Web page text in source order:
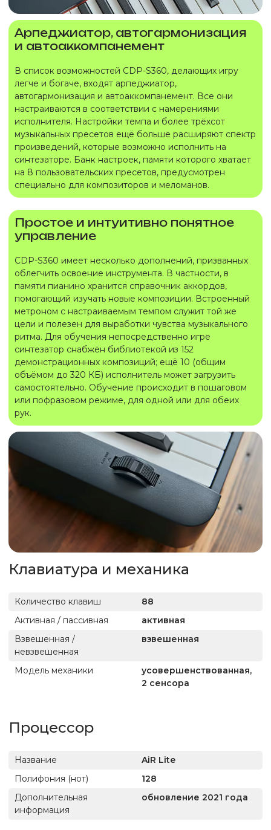
Арпеджиатор, автогармонизация
и автоаккомпанемент
В список возможностей CDP-S360, делающих игру
легче и богаче, входят арпеджиатор,
автогармонизация и автоаккомпанемент. Все они
настраиваются в соответствии с намерениями
исполнителя. Настройки темпа и более трёхсот
музыкальных пресетов ещё больше расширяют спектр
произведений, которые возможно исполнить на
синтезаторе. Банк настроек, памяти которого хватает
на 8 пользовательских пресетов, предусмотрен
специально для композиторов и меломанов.
Простое и интуитивно понятное
управление
CDP-S360 имеет несколько дополнений, призванных
облегчить освоение инструмента. В частности, в
памяти пианино хранится справочник аккордов,
помогающий изучать новые композиции. Встроенный
метроном с настраиваемым темпом служит той же
цели и полезен для выработки чувства музыкального
ритма. Для обучения непосредственно игре
синтезатор снабжён библиотекой из 152
демонстрационных композиций; ещё 10 (общим
объёмом до 320 КБ) исполнитель может загрузить
самостоятельно. Обучение происходит в пошаговом
или пофразовом режиме, для одной или для обеих
рук.
Клавиатура и механика
Количество клавиш
88
Активная / пассивная
активная
Взвешенная /
невзвешенная
взвешенная
Модель механики
усовершенствованная,
2 сенсора
Процессор
Название
AiR Lite
Полифония (нот)
128
Дополнительная
информация
обновление 2021 года